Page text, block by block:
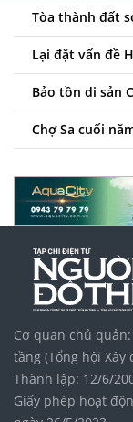
Tòa thành đất
Lại đặt vấn đề
Bảo tồn di sản
Chợ Sa cuối
Cơ quan chủ
tầng (Tổng hội Xây
Thành lập: 12/6/
Giấy phép hoạt